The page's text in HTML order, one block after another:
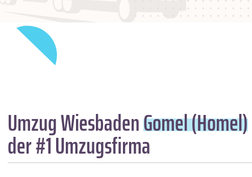
Umzug WiesbadenGomel (Homel)
der #1 Umzugsfirma